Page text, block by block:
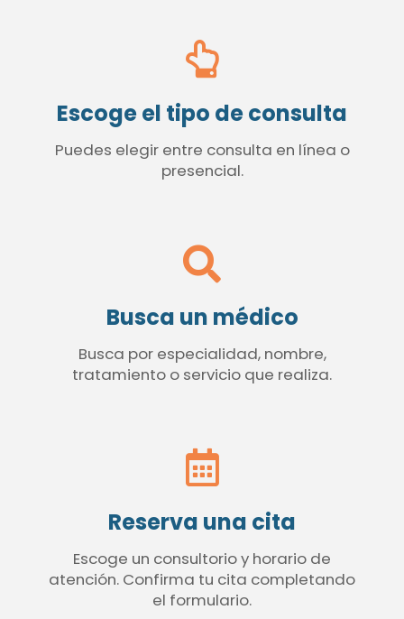
Escoge el tipo de consulta
Puedes elegir entre consulta en línea o
presencial.
Busca un médico
Busca por especialidad, nombre,
tratamiento o servicio que realiza.
Reserva una cita
Escoge un consultorio y horario de
atención. Confirma tu cita completando
el formulario.